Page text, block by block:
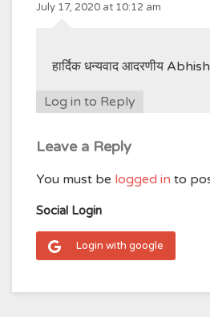
July 17, 2020 at 10:12 am
हार्दिक धन्यवाद आदरणीय
Log in to Reply
Leave a Reply
You must be logged in to
Social Login
Login with google